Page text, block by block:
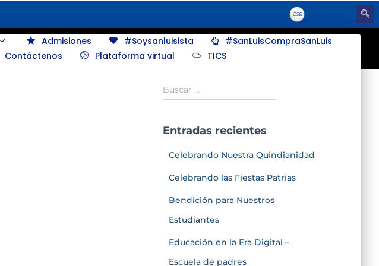
Admisiones #Soysanluisista
#SanLuisCompraSanLuis
Contáctenos Plataforma virtual TICS
Buscar …
Entradas recientes
Celebrando Nuestra Quindianidad
Celebrando las Fiestas Patrias
Bendición para Nuestros
Estudiantes
Educación en la Era Digital –
Escuela de padres